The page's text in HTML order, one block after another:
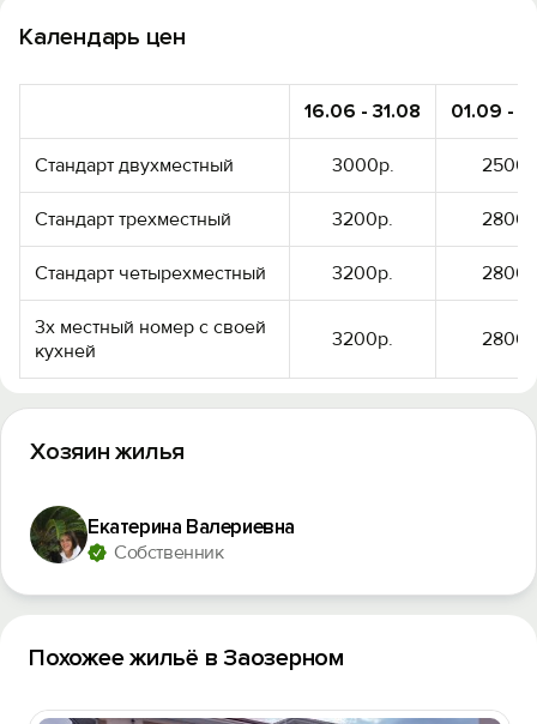
Календарь цен
16.06 - 31.08 01.09 -
Стандарт двухместный 3000р.
Стандарт трехместный 3200р.
Стандарт четырехместный 3200р.
3х местный номер с своей
кухней
3200р.
Хозяин жилья
Екатерина Валериевна
Собственник
Похожее жильё в Заозерном
Войти с помощью